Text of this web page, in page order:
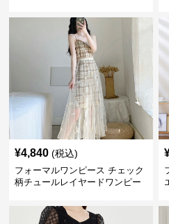
¥4,840 (税込)
フォーマルワンピース チェック
柄チュールレイヤードワンピー